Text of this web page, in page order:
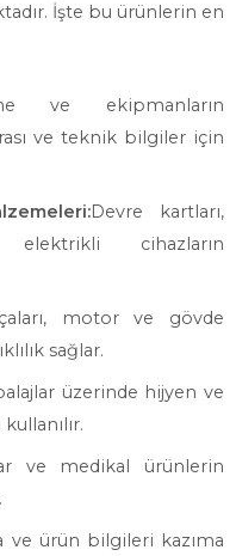
İşte bu ürünlerin en
ve ekipmanların
ve teknik bilgiler için
Devre kartları,
cihazların
motor ve gövde
sağlar.
üzerinde hijyen ve
ve medikal ürünlerin
ve ürün bilgileri kazıma